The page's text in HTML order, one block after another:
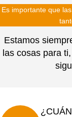
Es importante que
Estamos
las cosas para